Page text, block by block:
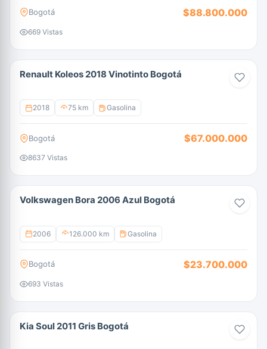
Bogotá $88.800.000
669 Vistas
Renault Koleos 2018 Vinotinto Bogotá
2018 75 km Gasolina
Bogotá $67.000.000
8637 Vistas
Volkswagen Bora 2006 Azul Bogotá
2006 126.000 km Gasolina
Bogotá $23.700.000
693 Vistas
Kia Soul 2011 Gris Bogotá